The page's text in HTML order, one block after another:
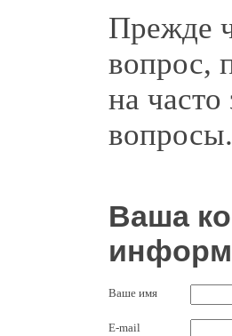
Прежде
вопрос,
на
Ваша
Ваше имя
E-mail